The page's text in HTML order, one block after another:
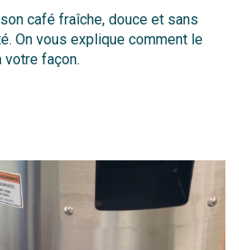
café fraîche, douce et sans
On vous explique comment le
votre façon.